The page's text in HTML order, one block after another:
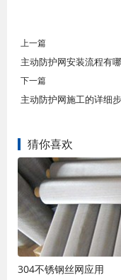
上一篇
主动防护网安装流程有
下一篇
主动防护网施工的详细
猜你喜欢
304不锈钢丝网应用